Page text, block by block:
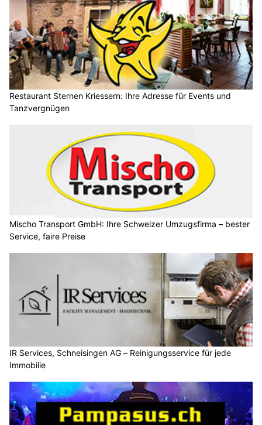
Restaurant Sternen Kriessern: Ihre Adresse für Events und
Tanzvergnügen
Mischo Transport GmbH: Ihre Schweizer Umzugsfirma – bester
Service, faire Preise
IR Services, Schneisingen AG – Reinigungsservice für jede
Immobilie